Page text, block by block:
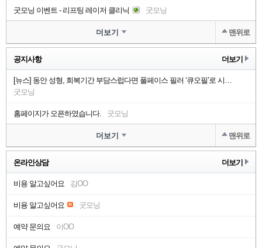
굿모닝 이벤트 - 리프팅 레이저 클리닉 굿모닝
더보기 맨위로
공지사항 더보기
[뉴스] 동안 성형, 회복기간 부담스럽다면 풀페이스 필러 ‘큐오필’로 시…
굿모닝
홈페이지가 오픈하였습니다. 굿모닝
더보기 맨위로
온라인상담 더보기
비용 알고싶어요 김OO
비용 알고싶어요 굿모닝
예약 문의요 이OO